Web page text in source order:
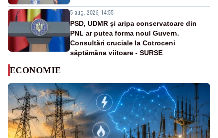
5 aug. 2026, 14:55
PSD, UDMR și aripa conservatoare din
PNL ar putea forma noul Guvern.
Consultări cruciale la Cotroceni
săptămâna viitoare - SURSE
ECONOMIE